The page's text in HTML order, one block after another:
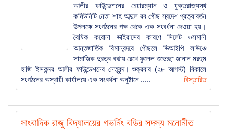
‘পূর্ব বিশ্বনাথ সোসাইটি’র কমিটি গঠন মামুন সভাপতি, সাহিদ
সম্পাদক, আহাদ কোষাধ্যক্ষ
বিশ্বনাথে হত্যা-ডাকাতিসহ ১৩ মামলার আসামি গ্রেফতার
আলীর ফাউন্ডেশনের চেয়ারম্যান ও যুক্তরাজ্যস্থ
কমিউনিটি নেতা শাহ আব্দুল রব গৌছ স্বদেশ প্রত্যাবর্তন
উপলক্ষে সংগঠনের পক্ষ থেকে এক সংবর্ধনা দেওয়া হয়।
বৈষিক করোনা ভাইরাসের কারণে সিলেট ওসমানী
আন্তজার্তিক বিমানবন্দরে পৌছলে ভিআইপি লাউঞ্চে
সামাজিক দুরত্ব বঝায় রেখে ফুলেল শুভেচ্ছা জানান মরহুম
হাজি ইসকন্দর আলীর ফাউন্ডেশনের নেতৃবৃন্দ। শুক্রবার (২৮ আগস্ট) বিকালে
সংগঠনের অস্থায়ী কার্যালয়ে এক সংবর্ধনা অনুষ্টানে .....
বিস্তারিত
সাংবাদিক রাজু বিদ্যালয়ের গভর্নিং বডির সদস্য মনোনীত